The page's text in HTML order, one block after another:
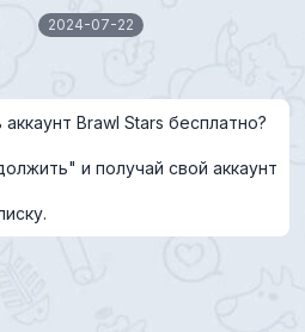
2024-07-22
Brawl Stars бесплатно?
и получай свой аккаунт